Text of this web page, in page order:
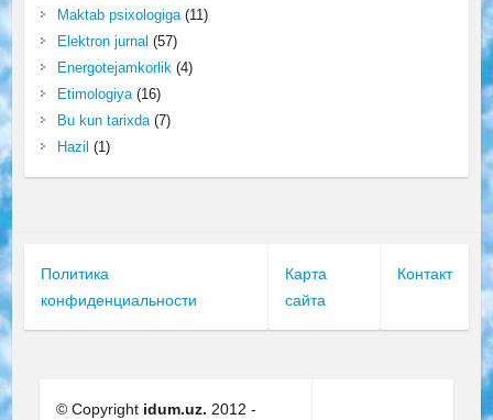
Maktab psixologiga(11)
Elektron jurnal (57)
Energotejamkorlik(4)
Etimologiya(16)
Bu kun tarixda(7)
Hazil (1)
Политика
конфиденциальности
Карта
сайта
Контакт
© Copyright idum.uz. 2012 -